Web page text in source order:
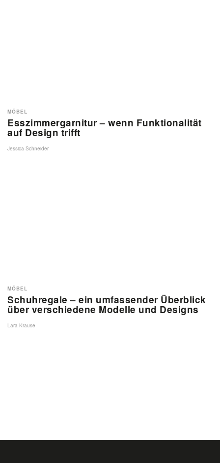
Esszimmergarnitur – wenn Funktionalität
auf Design trifft
MÖBEL
Jessica Schneider
Schuhregale – ein umfassender Überblick
über verschiedene Modelle und Designs
MÖBEL
Lara Krause